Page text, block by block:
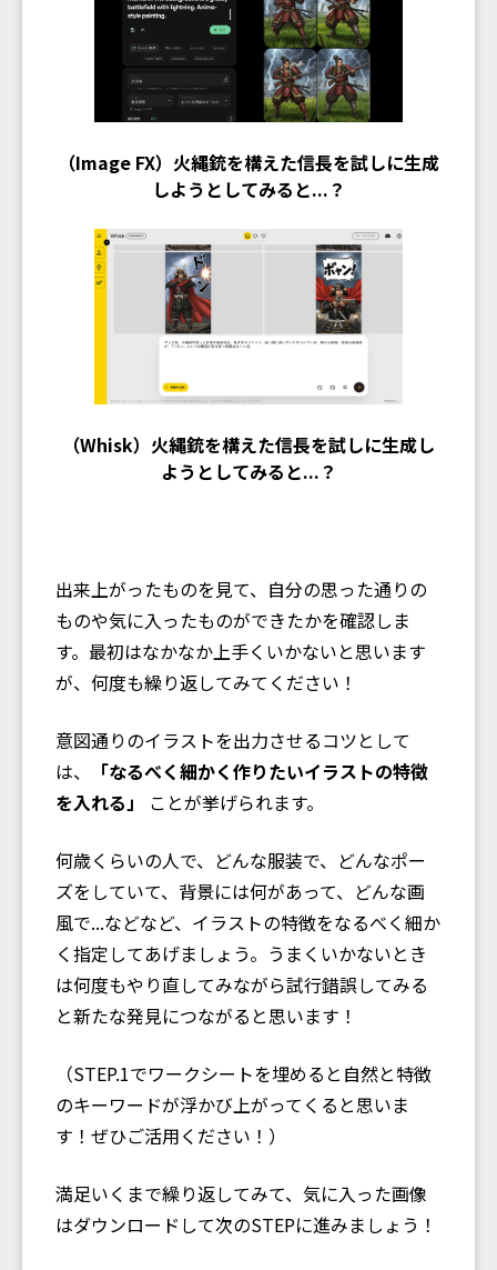
（Image FX）火縄銃を構えた信長を試しに生成
しようとしてみると...？
（Whisk）火縄銃を構えた信長を試しに生成し
ようとしてみると...？
出来上がったものを見て、自分の思った通りの
ものや気に入ったものができたかを確認しま
す。最初はなかなか上手くいかないと思います
が、何度も繰り返してみてください！
意図通りのイラストを出力させるコツとして
は、
「なるべく細かく作りたいイラストの特徴
を入れる」
ことが挙げられます。
何歳くらいの人で、どんな服装で、どんなポー
ズをしていて、背景には何があって、どんな画
風で...などなど、イラストの特徴をなるべく細か
く指定してあげましょう。うまくいかないとき
は何度もやり直してみながら試行錯誤してみる
と新たな発見につながると思います！
（STEP.1でワークシートを埋めると自然と特徴
のキーワードが浮かび上がってくると思いま
す！ぜひご活用ください！）
満足いくまで繰り返してみて、気に入った画像
はダウンロードして次のSTEPに進みましょう！